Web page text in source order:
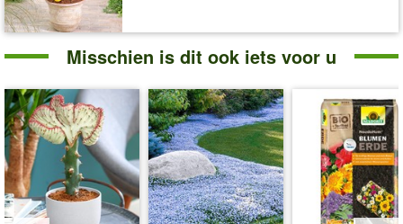
Misschien is dit ook iets voor u